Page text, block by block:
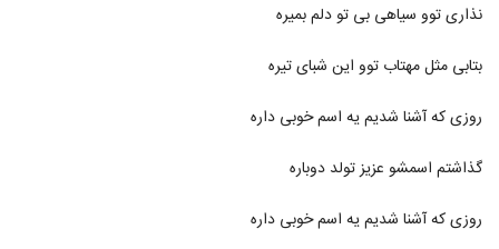
1022
۲۸۷ بازدید
۳۰۴ بازدید
دانلود آهنگ محمد رستمی آره آره
نذاری توو سیاهی بی تو دلم بمیره
بتابی مثل مهتاب توو این شبای تیره
روزی که آشنا شدیم یه اسم خوبی داره
گذاشتم اسمشو عزیز تولد دوباره
روزی که آشنا شدیم یه اسم خوبی داره